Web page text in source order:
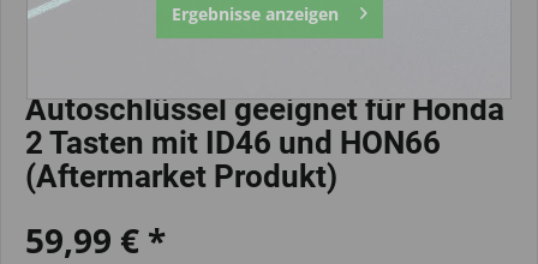
Autoschlüssel geeignet für Honda
2 Tasten mit ID46 und HON66
(Aftermarket Produkt)
59,99 € *
Ergebnisse anzeigen